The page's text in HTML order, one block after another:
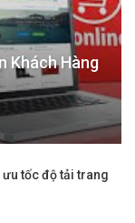
Khách Hàng
tốc độ tải trang